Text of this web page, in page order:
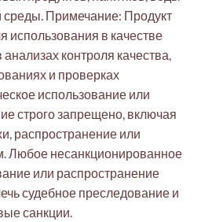
Примечание: Продукт
использования в качестве
контроля качества,
и проверках
использование или
строго запрещено, включая
распространение или
Любое несанкционированное
или распространение
судебное преследование и
санкции.